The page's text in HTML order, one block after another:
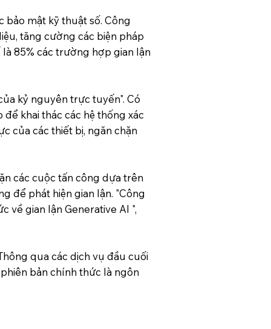
mật kỹ thuật số. Công
tăng cường các biện pháp
85% các trường hợp gian lận
kỷ nguyên trực tuyến". Có
khai thác các hệ thống xác
của các thiết bị, ngăn chặn
các cuộc tấn công dựa trên
để phát hiện gian lận. "Công
về gian lận Generative AI ",
qua các dịch vụ đầu cuối
bản chính thức là ngôn